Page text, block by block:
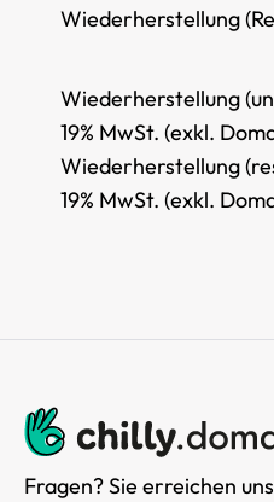
Wiederherstellung
Wiederherstellung
19% MwSt. (exkl.
Wiederherstellung
19% MwSt. (exkl.
Fragen? Sie erreichen